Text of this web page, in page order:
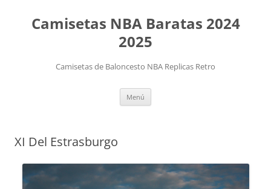
Camisetas NBA Baratas 2024
2025
Camisetas de Baloncesto NBA Replicas Retro
Menú
XI Del Estrasburgo